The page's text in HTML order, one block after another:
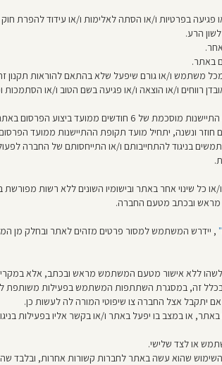
בפרטיות ו/או הסתה לאלימות ו/או עידוד להפרת
הרע.
באתר.
משתמש ו/או גורם שיפעל שלא בהתאם להוראות תקנון
רווחים ו/או הוצאה ו/או פגיעה בשם הטוב ו/או הסתמכות
בהתאם לסעיף 19 לחוק ההתיישנות, התשי"ח-1958, וכחוזה נפרד בכתב, מוסכם בזאת
ונשנה, יתחיל מועד תקופת ההתיישנות ממועד
בניגוד להתחייבותם ו/או התייחסותם של החברה
כל שינוי אחר באתר ובישומיו השונים ללא רשות
מראש ובכתב מטעם החברה.
, יידרש המשתמש למסור פרטים מזהים לאתר ובחלק מן
ללא אישור מטעם המשתמש מראש ובכתב, אלא
זה, במסגרת השתתפות המשתמש בפעילות משותפת
יתקבל אצל החברה צו שיפוטי המורה לה לעשות כן.
או במצב בו יפעל באתר ו/או בקשר אליו בפעילות
או לצד שלישי.
שהוא עשה באתר לחברות קשורות אחרות, ובלבד